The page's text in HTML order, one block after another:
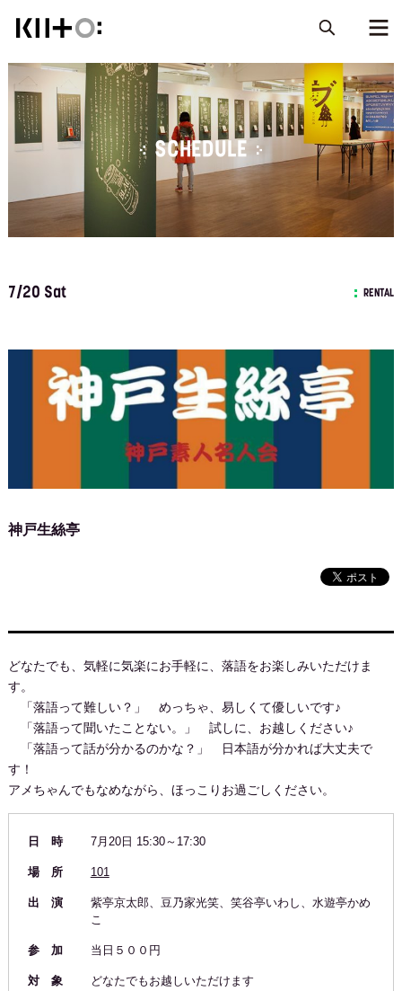
SCHEDULE
7/20 Sat RENTAL
神戸生絲亭
どなたでも、気軽に気楽にお手軽に、落語をお楽しみいただけま
す。
「落語って難しい？」 めっちゃ、易しくて優しいです♪
「落語って聞いたことない。」 試しに、お越しください♪
「落語って話が分かるのかな？」 日本語が分かれば大丈夫で
す！
アメちゃんでもなめながら、ほっこりお過ごしください。
日 時 7月20日 15:30～17:30
場 所 101
出 演
紫亭京太郎、豆乃家光笑、笑谷亭いわし、水遊亭かめ
こ
参 加 当日５００円
対 象 どなたでもお越しいただけます